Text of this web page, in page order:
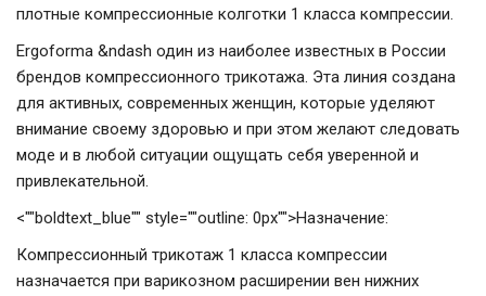
плотные компрессионные колготки 1 класса компрессии.
Ergoforma &ndash один из наиболее известных в России
брендов компрессионного трикотажа. Эта линия создана
для активных, современных женщин, которые уделяют
внимание своему здоровью и при этом желают следовать
моде и в любой ситуации ощущать себя уверенной и
привлекательной.
<""boldtext_blue"" style=""outline: 0px"">Назначение:
Компрессионный трикотаж 1 класса компрессии
назначается при варикозном расширении вен нижних